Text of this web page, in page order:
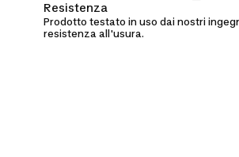
Resistenza
Prodotto testato in uso dai nostri
resistenza all'usura.